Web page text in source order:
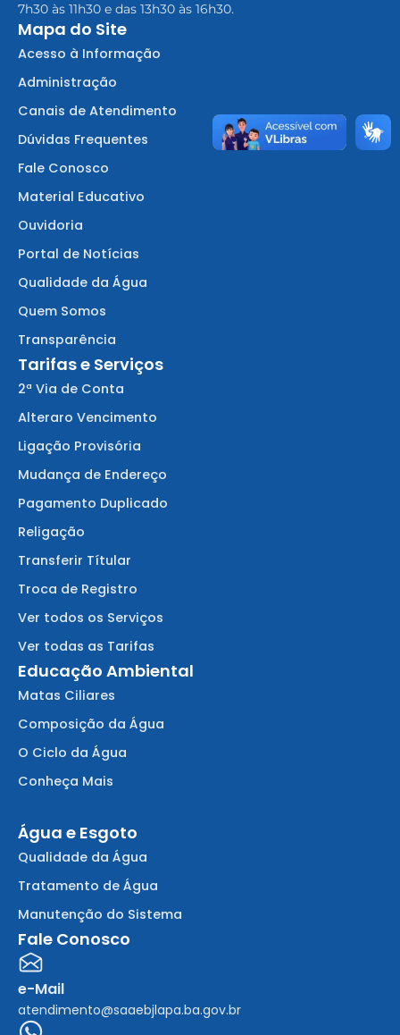
7h30 às 11h30 e das 13h30 às 16h30.
Mapa do Site
Acesso à Informação
Administração
Canais de Atendimento
Dúvidas Frequentes
Fale Conosco
Material Educativo
Ouvidoria
Portal de Notícias
Qualidade da Água
Quem Somos
Transparência
Tarifas e Serviços
2ª Via de Conta
Alteraro Vencimento
Ligação Provisória
Mudança de Endereço
Pagamento Duplicado
Religação
Transferir Títular
Troca de Registro
Ver todos os Serviços
Ver todas as Tarifas
Educação Ambiental
Matas Ciliares
Composição da Água
O Ciclo da Água
Conheça Mais
Água e Esgoto
Qualidade da Água
Tratamento de Água
Manutenção do Sistema
Fale Conosco
e-Mail
atendimento@saaebjlapa.ba.gov.br